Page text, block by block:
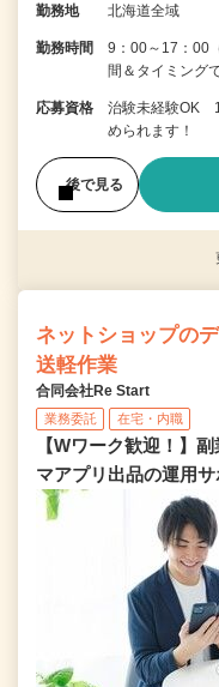
勤務地 北海道全域
勤務時間
9：00～17：00
間＆タイミング
応募資格
治験未経験OK
められます！
後で見る
ネットショップの
送軽作業
合同会社Re Start
業務委託 在宅・内職
【Wワーク歓迎！】
マアプリ出品の運用